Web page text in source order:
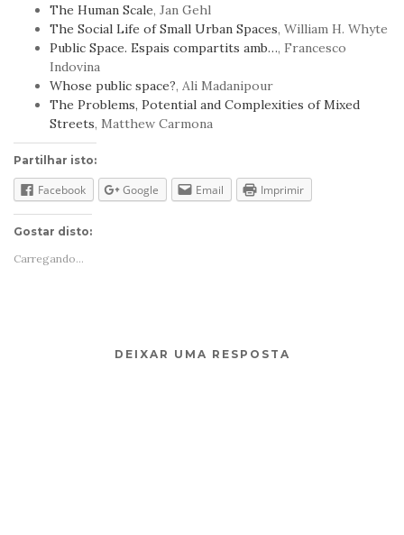
The Human Scale, Jan Gehl
The Social Life of Small Urban Spaces, William H. Whyte
Public Space. Espais compartits amb…, Francesco
Indovina
Whose public space?, Ali Madanipour
The Problems, Potential and Complexities of Mixed
Streets, Matthew Carmona
Partilhar isto:
Facebook Google Email Imprimir
Gostar disto:
Carregando...
DEIXAR UMA RESPOSTA